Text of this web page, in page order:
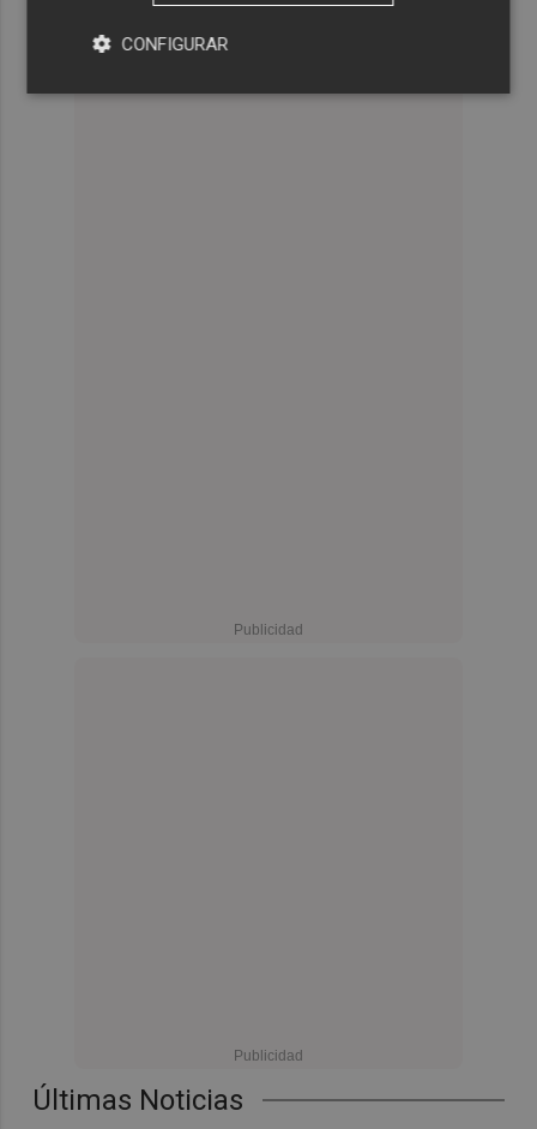
Últimas Noticias
CONFIGURAR